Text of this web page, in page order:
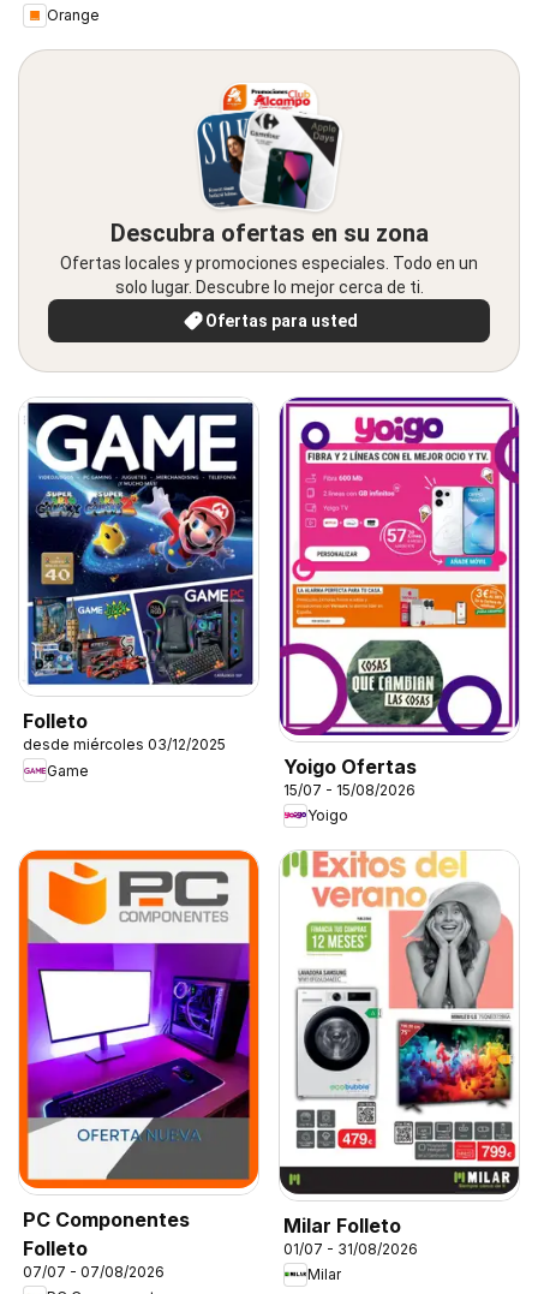
Orange
Descubra ofertas en su zona
Ofertas locales y promociones especiales. Todo en un
solo lugar. Descubre lo mejor cerca de ti.
Ofertas para usted
Folleto
desde miércoles 03/12/2025
Game
Yoigo Ofertas
15/07 - 15/08/2026
Yoigo
PC Componentes
Folleto
07/07 - 07/08/2026
Milar Folleto
01/07 - 31/08/2026
Milar